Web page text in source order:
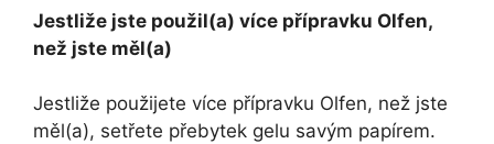
Jestliže jste použil(a) více přípravku Olfen,
než jste měl(a)
Jestliže použijete více přípravku Olfen, než jste
měl(a), setřete přebytek gelu savým papírem.